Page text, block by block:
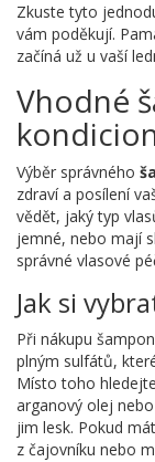
Zkuste tyto
vám poděkují.
začíná už u vaší
Vhodné
Výběr správného
zdraví a posílení
vědět, jaký typ
jemné, nebo mají
správné vlasové
Jak si
Při nákupu
plným sulfátů,
Místo toho
arganový olej
jim lesk. Pokud
z čajovníku nebo